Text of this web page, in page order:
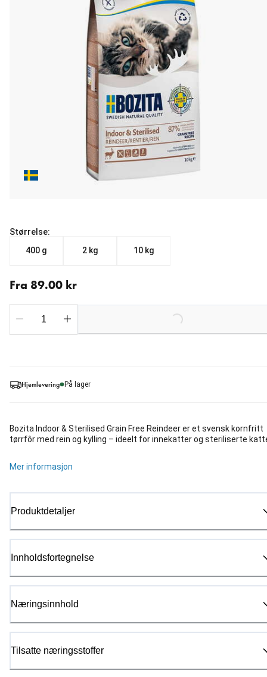
Hjemlevering På lager
Bozita Indoor & Sterilised Grain Free Reindeer er et svensk kornfritt
tørrfôr med rein og kylling – ideelt for innekatter og steriliserte
Mer informasjon
Produktdetaljer
Innholdsfortegnelse
Næringsinnhold
Tilsatte næringsstoffer
Størrelse:
400 g
2 kg 10 kg
Fra 89.00 kr